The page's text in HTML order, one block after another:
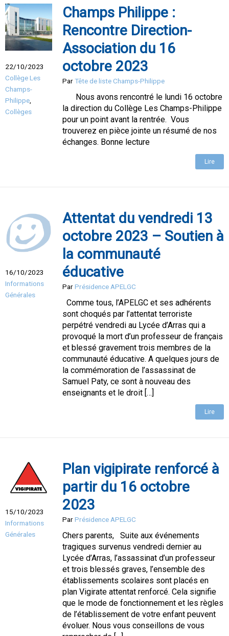
22/10/2023
Collège Les
Champs-
Philippe,
Collèges
Champs Philippe :
Rencontre Direction-
Association du 16
octobre 2023
ParTête de liste Champs-Philippe
Nous avons rencontré le lundi 16 octobre
la direction du Collège Les Champs-Philippe
pour un point avant la rentrée. Vous
trouverez en pièce jointe un résumé de nos
échanges. Bonne lecture
Lire
16/10/2023
Informations
Générales
Attentat du vendredi 13
octobre 2023 – Soutien à
la communauté
éducative
ParPrésidence APELGC
Comme tous, l’APELGC et ses adhérents
sont choqués par l’attentat terroriste
perpétré vendredi au Lycée d’Arras qui a
provoqué la mort d’un professeur de français
et blessé gravement trois membres de la
communauté éducative. A quelques jours de
la commémoration de l’assassinat de
Samuel Paty, ce sont à nouveau des
enseignants et le droit […]
Lire
15/10/2023
Informations
Générales
Plan vigipirate renforcé à
partir du 16 octobre
2023
ParPrésidence APELGC
Chers parents, Suite aux événements
tragiques survenus vendredi dernier au
Lycée d’Arras, l’assassinat d’un professeur
et trois blessés graves, l’ensemble des
établissements scolaires sont placés en
plan Vigirate attentat renforcé. Cela signifie
que le mode de fonctionnement et les règles
de l’établissement de votre enfant peuvent
évoluer. Nous vous conseillons de vous